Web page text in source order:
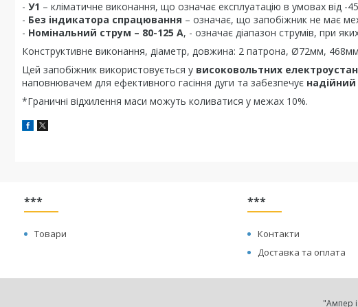
- У1 – кліматичне виконання, що означає експлуатацію в умовах від -
- Без індикатора спрацювання – означає, що запобіжник не має
- Номінальний струм – 80-125 А, - означає діапазон струмів, при
Конструктивне виконання, діаметр, довжина: 2 патрона, Ø72мм,
Цей запобіжник використовується у високовольтних
наповнювачем для ефективного гасіння дуги та забезпечує надійний
*Граничні відхилення маси можуть коливатися у межах 10%.
***
Товари
***
Контакти
Доставка та оплата